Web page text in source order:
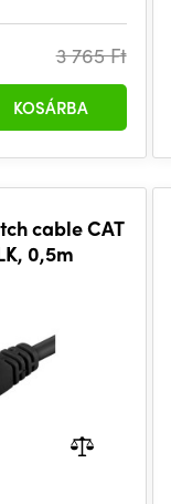
3 765 Ft
KOSÁRBA
cable CAT
0,5m